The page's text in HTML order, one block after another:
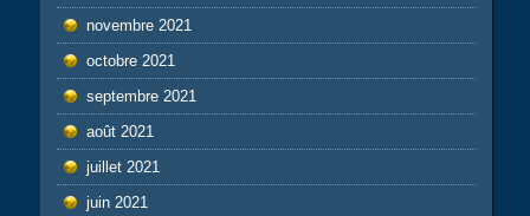
novembre 2021
octobre 2021
septembre 2021
août 2021
juillet 2021
juin 2021